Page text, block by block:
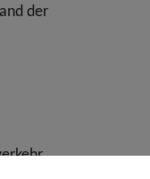
der